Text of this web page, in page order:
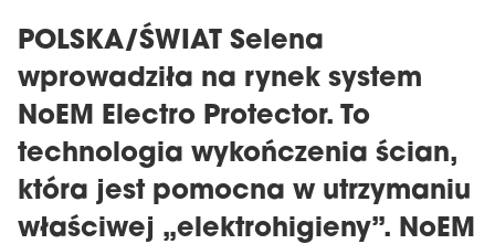
POLSKA/ŚWIAT Selena
wprowadziła na rynek system
NoEM Electro Protector. To
technologia wykończenia ścian,
która jest pomocna w utrzymaniu
właściwej „elektrohigieny”. NoEM